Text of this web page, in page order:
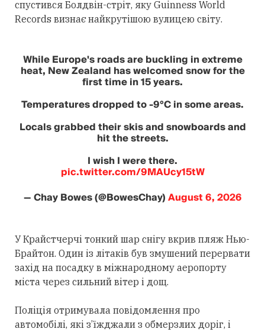
спустився Болдвін-стріт, яку Guinness World
Records визнає найкрутішою вулицею світу.
While Europe's roads are buckling in extreme
heat, New Zealand has welcomed snow for the
first time in 15 years.
Temperatures dropped to -9°C in some areas.
Locals grabbed their skis and snowboards and
hit the streets.
I wish I were there.
pic.twitter.com/9MAUcy15tW
— Chay Bowes (@BowesChay)August 6, 2026
У Крайстчерчі тонкий шар снігу вкрив пляж Нью-
Брайтон. Один із літаків був змушений перервати
захід на посадку в міжнародному аеропорту
міста через сильний вітер і дощ.
Поліція отримувала повідомлення про
автомобілі, які з’їжджали з обмерзлих доріг, і